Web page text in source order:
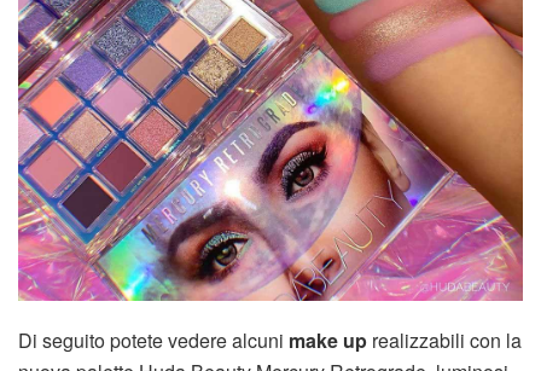
Di seguito potete vedere alcuni make up realizzabili con la